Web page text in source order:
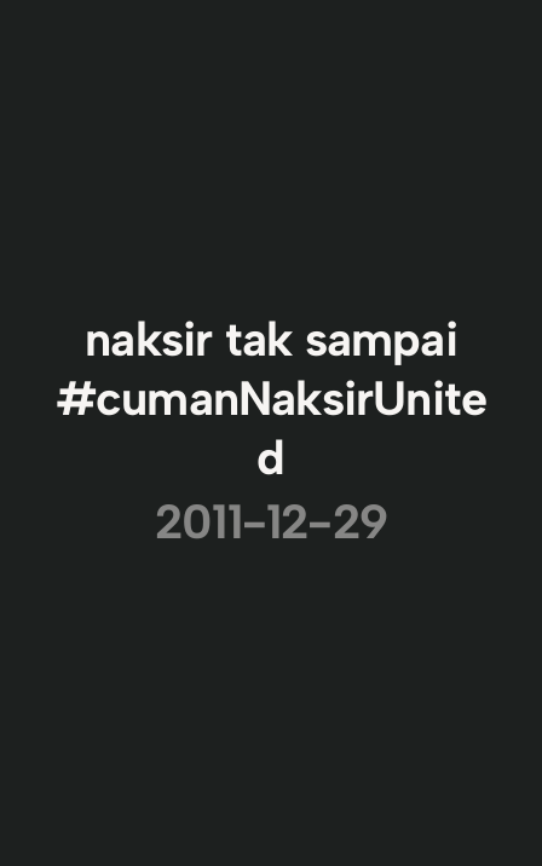
naksir tak sampai
#cumanNaksirUnite
d
2011-12-29